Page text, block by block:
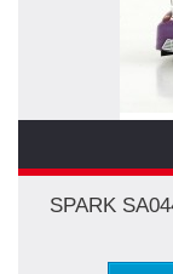
SPARK